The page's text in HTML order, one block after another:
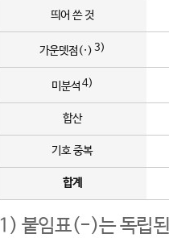
띄어 쓴 것
가운뎃점(·) 3)
미분석 4)
합산
기호 중복
합계
1) 붙임표(-)는 독립된